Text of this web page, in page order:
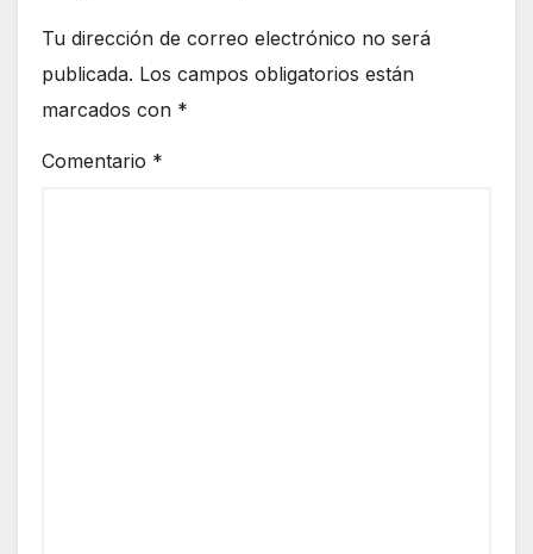
Tu dirección de correo electrónico no será
publicada. Los campos obligatorios están
marcados con *
Comentario *